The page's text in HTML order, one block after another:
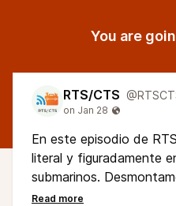
You are
RTS/CTS
En este episodio de
literal y figuradamente
submarinos.
tamaño, explicamos la